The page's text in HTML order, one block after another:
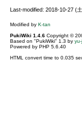
Last-modified: 2018-10-27 (
Modified by K-tan
PukiWiki 1.4.6Copyright ©
Based on "PukiWiki" 1.3 by yu-
Powered by PHP 5.6.40
HTML convert time to 0.035